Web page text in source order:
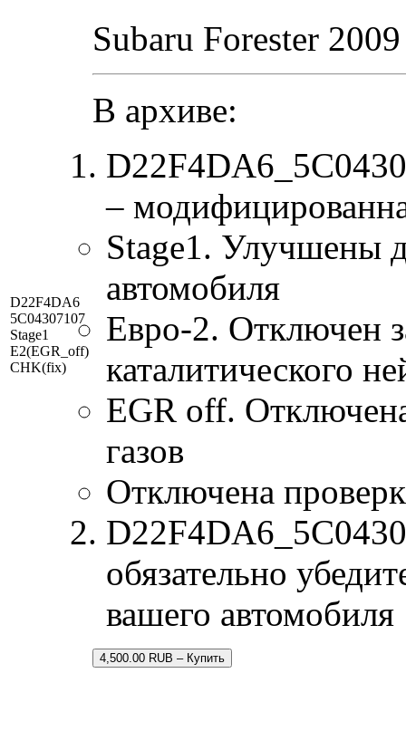
D22F4DA6
5C04307107
Stage1
E2(EGR_off)
CHK(fix)
Subaru Forester 2009
В архиве:
–
Stage1. Улучшены
автомобиля
Евро-2. Отключен
каталитического
EGR off.
газов
Отключена
обязательно
вашего автомобиля
4,500.00 RUB – Купить